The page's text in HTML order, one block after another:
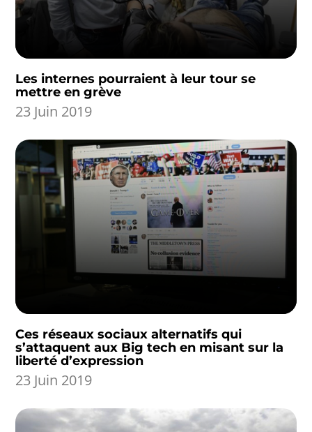
Les internes pourraient à leur tour se
mettre en grève
23 Juin 2019
Ces réseaux sociaux alternatifs qui
s’attaquent aux Big tech en misant sur la
liberté d’expression
23 Juin 2019